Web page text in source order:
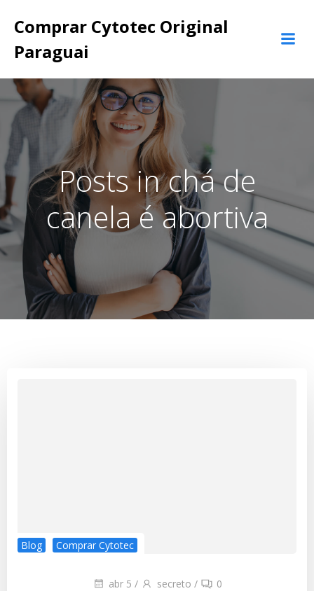
para
Comprar Cytotec Original
Paraguai
Posts in chá de
canela é abortiva
Blog Comprar Cytotec
abr 5 / secreto / 0